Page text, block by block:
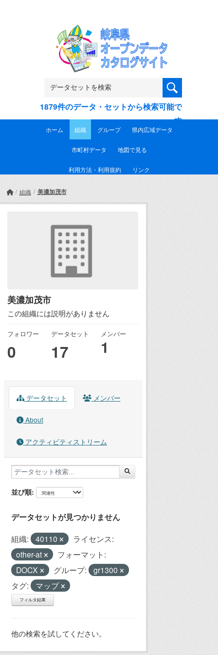
1879件のデータ・セットから検索可能で
す
ホーム 組織 グループ 県内広域データ
市町村データ 地図で見る
利用方法・利用規約 リンク
組織 美濃加茂市
美濃加茂市
この組織には説明がありません
フォロワー
0
データセット
17
メンバー
1
データセット メンバー
About
アクティビティストリーム
並び順
データセットが見つかりません
組織: 40110
ライセンス:
other-at
フォーマット:
DOCX
グループ:
gr1300
タグ:
マップ
フィルタ結果
他の検索を試してください。